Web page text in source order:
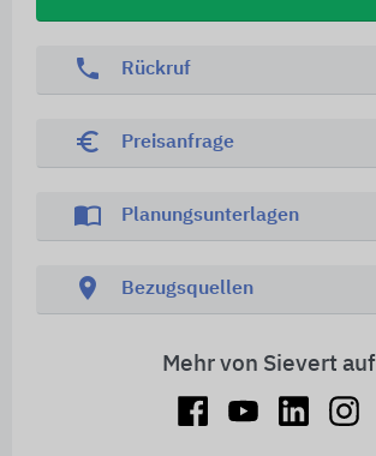
phone Rückruf
euro_symbol Preisanfrage
import_contacts Planungsunterlagen
location_on Bezugsquellen
Mehr von Sievert auf